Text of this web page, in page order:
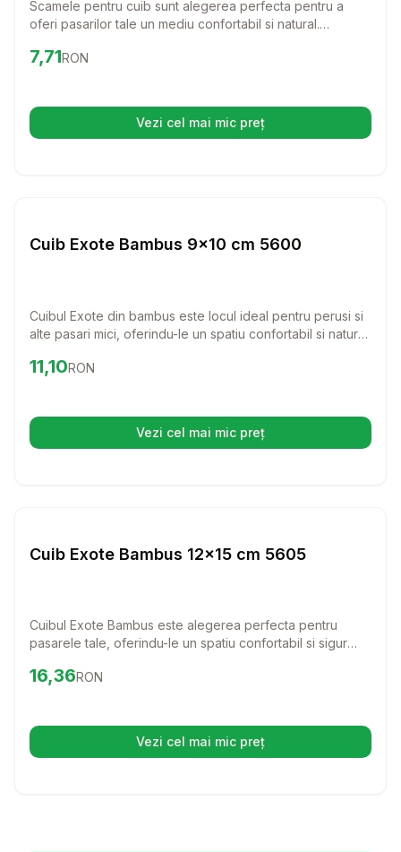
Scamele pentru cuib sunt alegerea perfecta pentru a
oferi pasarilor tale un mediu confortabil si natural.
pentru a le crea un cuib calduros si sigur. Cu o greutate
Preț:7.71
7,71RON
Vezi cel mai mic preț(se deschide într-o filă nouă)
Cuiburi Pasari
Cuib Exote Bambus 9x10 cm 5600
Cuibul Exote din bambus este locul ideal pentru perusi si
alte pasari mici, oferindu-le un spatiu confortabil si natural
acest cuib se integreaza perfect in orice coltar al custii,
Preț:11.10
11,10RON
Vezi cel mai mic preț(se deschide într-o filă nouă)
Cuiburi Pasari
Cuib Exote Bambus 12x15 cm 5605
Cuibul Exote Bambus este alegerea perfecta pentru
pasarele tale, oferindu-le un spatiu confortabil si sigur
bambus, acest cuib nu doar ca este estetic, dar este si
perfect in orice coltulet al custii.
Preț:16.36
16,36RON
Vezi cel mai mic preț(se deschide într-o filă nouă)